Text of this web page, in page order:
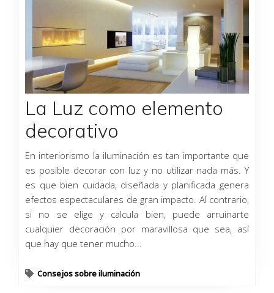
La Luz como elemento
decorativo
En interiorismo la iluminación es tan importante que
es posible decorar con luz y no utilizar nada más. Y
es que bien cuidada, diseñada y planificada genera
efectos espectaculares de gran impacto. Al contrario,
si no se elige y calcula bien, puede arruinarte
cualquier decoración por maravillosa que sea, así
que hay que tener mucho...
Consejos sobre iluminación